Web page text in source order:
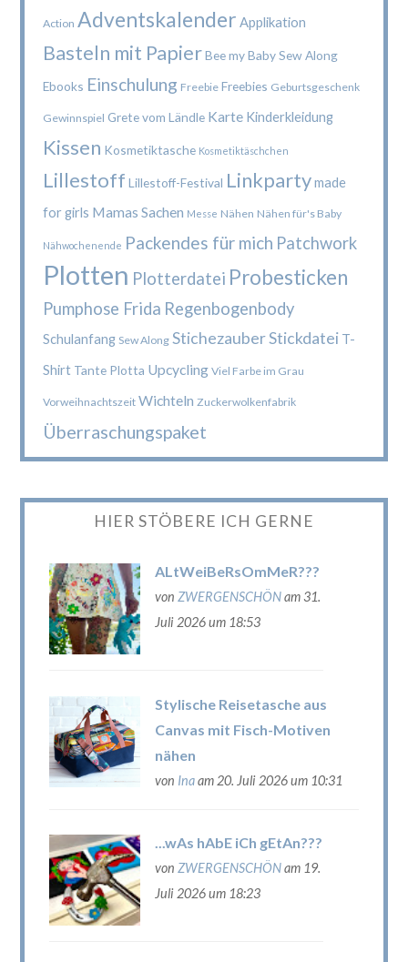
Action Adventskalender Applikation
Basteln mit Papier Bee my Baby Sew Along
Ebooks Einschulung Freebie Freebies Geburtsgeschenk
Gewinnspiel Grete vom Ländle Karte Kinderkleidung
Kissen Kosmetiktasche Kosmetiktäschchen
Lillestoff Lillestoff-Festival Linkpartymade
for girls Mamas Sachen Messe Nähen Nähen für's Baby
Nähwochenende Packendes für mich Patchwork
Plotten Plotterdatei Probesticken
Pumphose Frida Regenbogenbody
Schulanfang Sew Along StichezauberStickdatei T-
Shirt Tante Plotta Upcycling Viel Farbe im Grau
Vorweihnachtszeit Wichteln Zuckerwolkenfabrik
Überraschungspaket
HIER STÖBERE ICH GERNE
ALtWeiBeRsOmMeR???
von ZWERGENSCHÖNam 31.
Juli 2026 um 18:53
Stylische Reisetasche aus
Canvas mit Fisch-Motiven
nähen
von Inaam 20. Juli 2026 um 10:31
...wAs hAbE iCh gEtAn???
von ZWERGENSCHÖNam 19.
Juli 2026 um 18:23